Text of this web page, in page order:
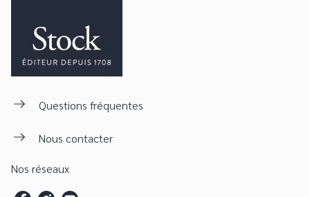
Questions fréquentes
Nous contacter
Nos réseaux